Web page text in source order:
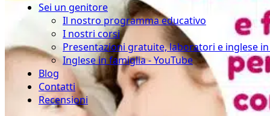
Sei un genitore
Il nostro programma educativo
I nostri corsi
Presentazioni gratuite, laboratori e inglese in
Inglese in famiglia - YouTube
Blog
Contatti
Recensioni